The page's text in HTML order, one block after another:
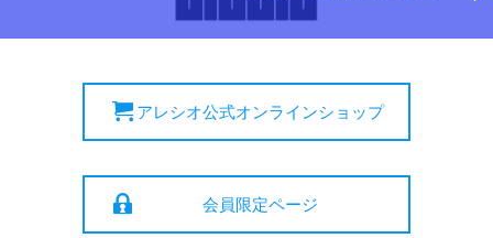
アレシオ公式オンラインショップ
会員限定ページ